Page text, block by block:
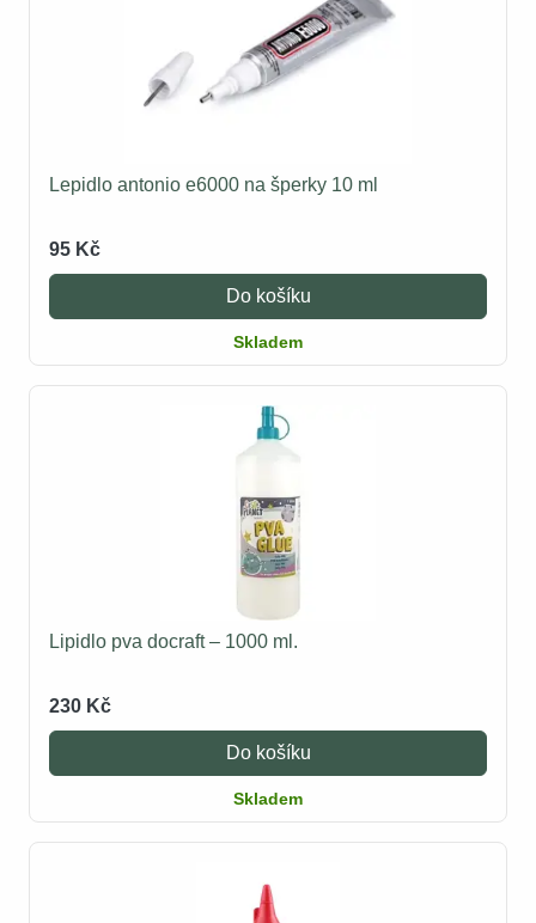
Lepidlo antonio e6000 na šperky 10 ml
95 Kč
Do košíku
Skladem
Lipidlo pva docraft – 1000 ml.
230 Kč
Do košíku
Skladem